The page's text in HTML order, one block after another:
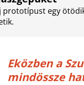
prototípust egy
Eközben a
mindössze